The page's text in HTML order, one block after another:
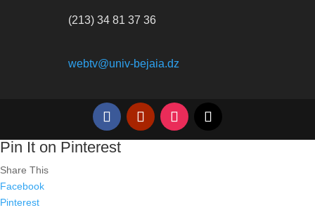
(213) 34 81 37 36
webtv@univ-bejaia.dz
Pin It on Pinterest
Share This
Facebook
Pinterest